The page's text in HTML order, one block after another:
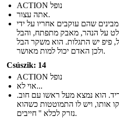
ACTION נופל
אתה עצור.
שהם עוקבים אחריו על ידי
על הנהר, מאבק מתפתח, והבל
פיפ יש התגלות. הוא משקר הבל
ולכן האדם יכול למות מאושר.
Csúszik: 14
ACTION נופל
אוי לא...
הוא נמצא מעל ראשו עם חוב.
אותו, ויש לו התמוטטות כשהוא
נזרק לכלא '' חייבים.